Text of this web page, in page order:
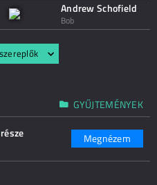
Andrew Schofield
Bob
GYŰJTEMÉNYEK
része Megnézem